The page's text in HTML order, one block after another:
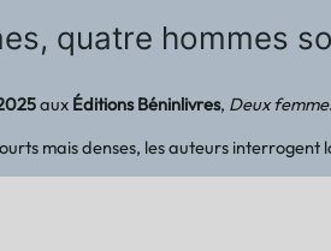
quatre hommes
aux Éditions Béninlivres, Deux
mais denses, les auteurs